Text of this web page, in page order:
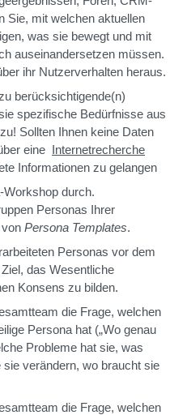
Sie, mit welchen aktuellen
was sie bewegt und mit
auseinandersetzen müssen.
ihr Nutzerverhalten heraus.
berücksichtigende(n)
spezifische Bedürfnisse aus
Sollten Ihnen keine Daten
eine Internetrecherche
Informationen zu gelangen
Workshop durch.
Personas Ihrer
Persona Templates.
Personas vor dem
das Wesentliche
Konsens zu bilden.
die Frage, welchen
Persona hat („Wo genau
Probleme hat sie, was
verändern, wo braucht sie
die Frage, welchen